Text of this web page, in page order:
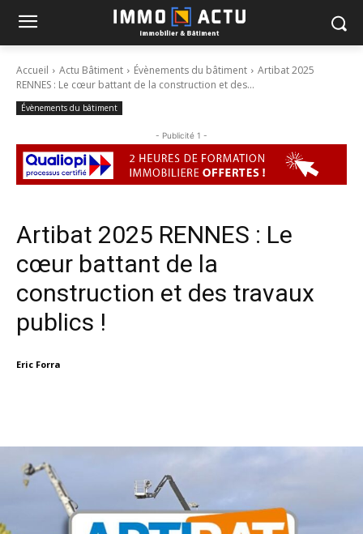
Accueil Actu Bâtiment Évènements du bâtiment
Artibat 2025
RENNES : Le cœur battant de la construction et des...
Évènements du bâtiment
- Publicité 1 -
Artibat 2025 RENNES : Le
cœur battant de la
construction et des travaux
publics !
Eric Forra